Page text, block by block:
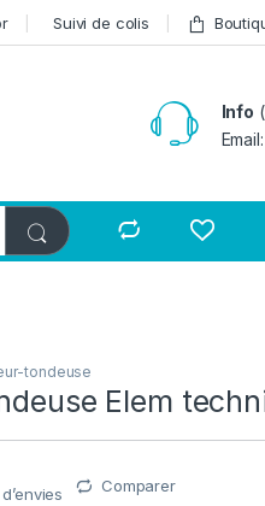
Suivi de colis
Info
tondeuse
Elem
Comparer